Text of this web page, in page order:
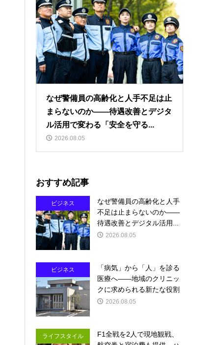
なぜ警備員の高齢化と人手不足は止
まらないのか――待遇改善とデジタ
ル活用で変わる「安全を守る...
2026.08.05
おすすめ記事
ビジネス
なぜ警備員の高齢化と人手
不足は止まらないのか――
待遇改善とデジタル活用...
2026.08.05
ビジネス
「病気」から「人」を診る
医療へ――地域のクリニッ
クに求められる新たな役割
2026.08.05
ライフスタイル
F1全戦を2人で現地観戦、